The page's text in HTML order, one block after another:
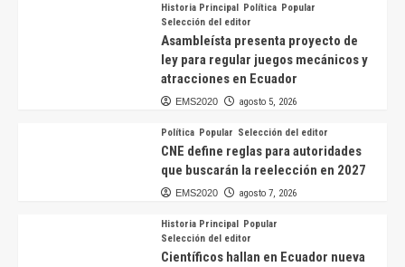
Historia Principal Política Popular
Selección del editor
Asambleísta presenta proyecto de
ley para regular juegos mecánicos y
atracciones en Ecuador
EMS2020 agosto 5, 2026
Política Popular Selección del editor
CNE define reglas para autoridades
que buscarán la reelección en 2027
EMS2020 agosto 7, 2026
Historia Principal
Popular
Selección del editor
Científicos hallan en Ecuador nueva